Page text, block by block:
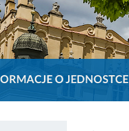
O JEDNOSTCE